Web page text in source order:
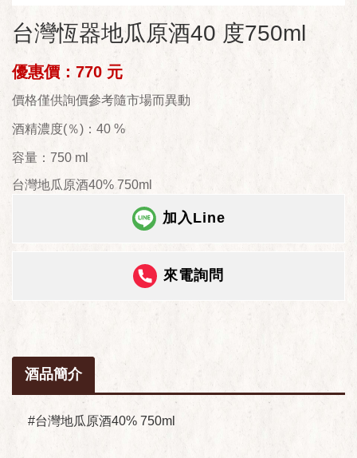
台灣恆器地瓜原酒40 度750ml
優惠價：770 元
價格僅供詢價參考隨市場而異動
酒精濃度(％)：40 %
容量：750 ml
台灣地瓜原酒40% 750ml
加入Line
來電詢問
酒品簡介
#台灣地瓜原酒40% 750ml